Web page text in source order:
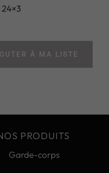
À MA LISTE
PRODUITS
Garde-corps